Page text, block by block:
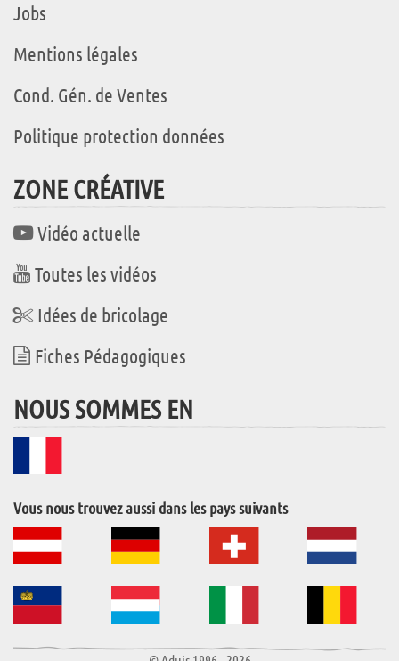
Jobs
Mentions légales
Cond. Gén. de Ventes
Politique protection données
ZONE CRÉATIVE
Vidéo actuelle
Toutes les vidéos
Idées de bricolage
Fiches Pédagogiques
NOUS SOMMES EN
Vous nous trouvez aussi dans les pays suivants